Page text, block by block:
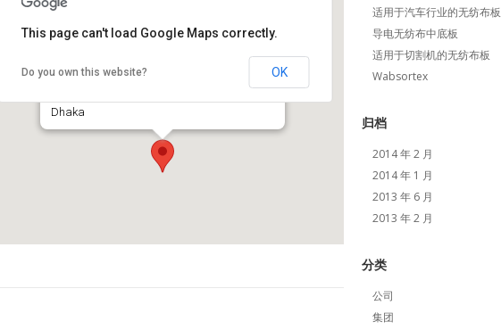
Dhaka
This page can't load Google Maps correctly.
Do you own this website? OK
适用于汽车行业的无纺布板
导电无纺布中底板
适用于切割机的无纺布板
Wabsortex
归档
2014 年 2 月
2014 年 1 月
2013 年 6 月
2013 年 2 月
分类
公司
集团